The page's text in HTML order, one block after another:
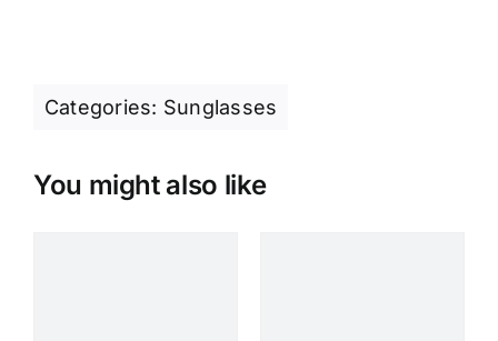
Categories: Sunglasses
You might also like